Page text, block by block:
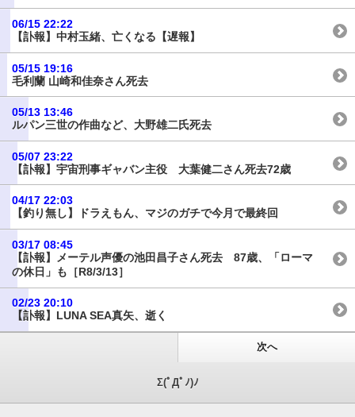
06/15 22:22
【訃報】中村玉緒、亡くなる【遅報】
05/15 19:16
毛利蘭 山崎和佳奈さん死去
05/13 13:46
ルパン三世の作曲など、大野雄二氏死去
05/07 23:22
【訃報】宇宙刑事ギャバン主役 大葉健二さん死去72歳
04/17 22:03
【釣り無し】ドラえもん、マジのガチで今月で最終回
03/17 08:45
【訃報】メーテル声優の池田昌子さん死去 87歳、「ローマ
の休日」も［R8/3/13］
02/23 20:10
【訃報】LUNA SEA真矢、逝く
次へ
Σ(ﾟДﾟﾉ)ﾉ